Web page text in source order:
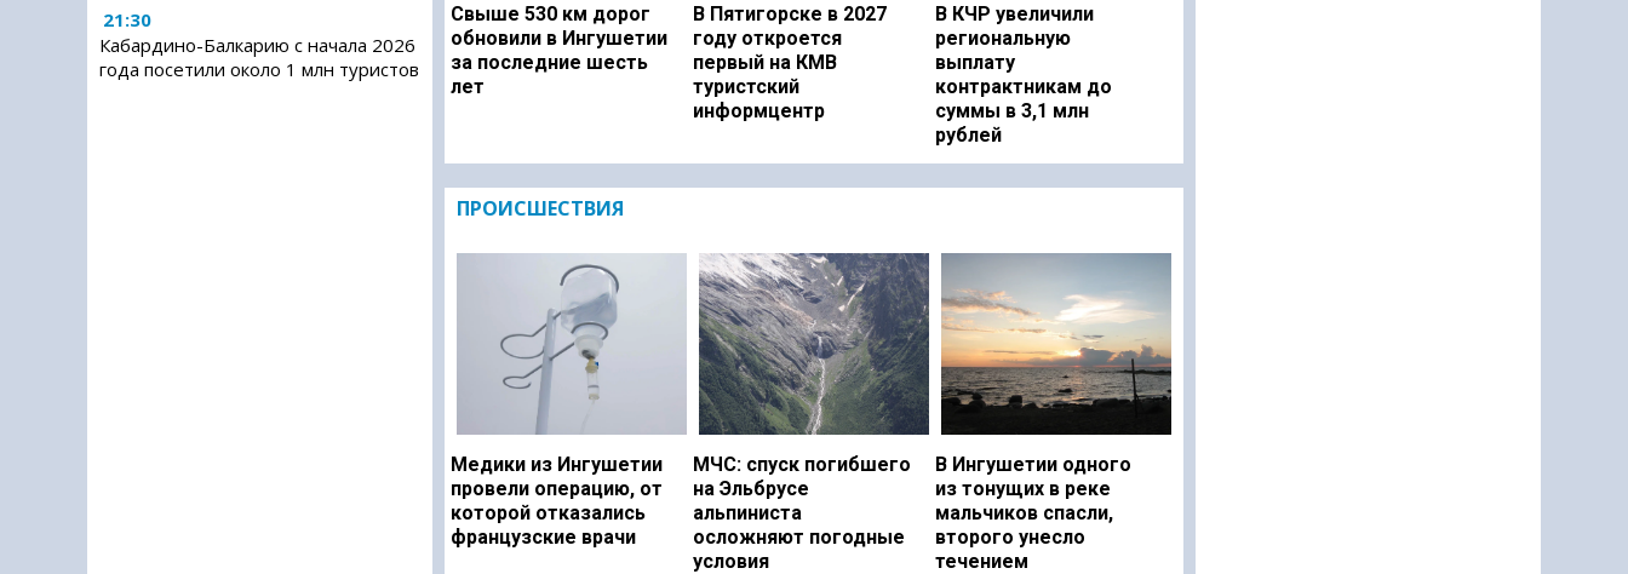
21:30
Кабардино-Балкарию с начала 2026
года посетили около 1 млн туристов
Свыше 530 км дорог
обновили в Ингушетии
за последние шесть
лет
В Пятигорске в 2027
году откроется
первый на КМВ
туристский
информцентр
В КЧР увеличили
региональную
выплату
контрактникам до
суммы в 3,1 млн
рублей
ПРОИСШЕСТВИЯ
Медики из Ингушетии
провели операцию, от
которой отказались
французские врачи
МЧС: спуск погибшего
на Эльбрусе
альпиниста
осложняют погодные
условия
В Ингушетии одного
из тонущих в реке
мальчиков спасли,
второго унесло
течением